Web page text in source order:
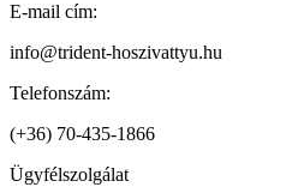
E-mail cím:
info@trident-hoszivattyu.hu
Telefonszám:
(+36) 70-435-1866
Ügyfélszolgálat